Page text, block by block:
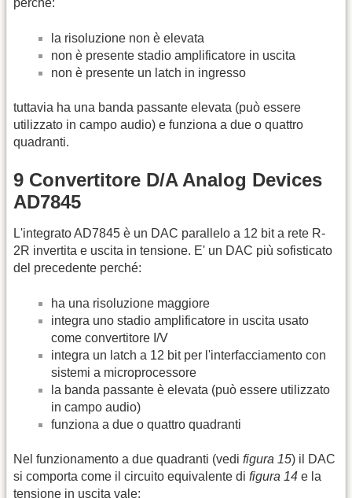
perché:
la risoluzione non è elevata
non è presente stadio amplificatore in uscita
non è presente un latch in ingresso
tuttavia ha una banda passante elevata (può essere
utilizzato in campo audio) e funziona a due o quattro
quadranti.
9 Convertitore D/A Analog Devices
AD7845
L'integrato AD7845 è un DAC parallelo a 12 bit a rete R-
2R invertita e uscita in tensione. E' un DAC più sofisticato
del precedente perché:
ha una risoluzione maggiore
integra uno stadio amplificatore in uscita usato
come convertitore I/V
integra un latch a 12 bit per l'interfacciamento con
sistemi a microprocessore
la banda passante è elevata (può essere utilizzato
in campo audio)
funziona a due o quattro quadranti
Nel funzionamento a due quadranti (vedi figura 15) il DAC
si comporta come il circuito equivalente di figura 14 e la
tensione in uscita vale: